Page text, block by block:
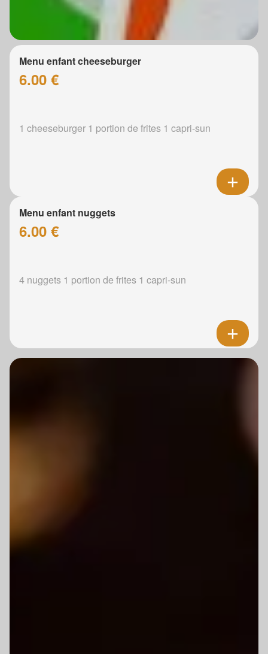
Menu enfant cheeseburger
6.00 €
1 cheeseburger 1 portion de frites 1 capri-sun
Menu enfant nuggets
6.00 €
4 nuggets 1 portion de frites 1 capri-sun